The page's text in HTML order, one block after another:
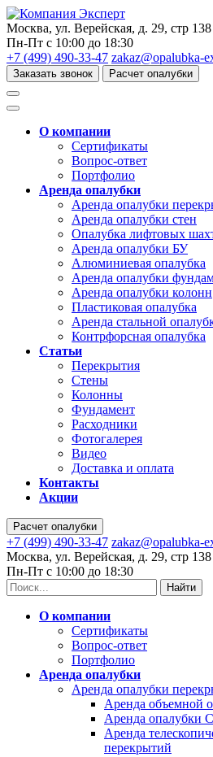
Москва, ул. Верейская, д. 29, стр 138
Пн-Пт с 10:00 до 18:30
+7 (499) 490-33-47 zakaz@opalubka-
Заказать звонок Расчет опалубки
О компании
Сертификаты
Вопрос-ответ
Портфолио
Аренда опалубки
Аренда опалубки
Аренда опалубки стен
Опалубка лифтовых
Аренда опалубки БУ
Алюминиевая опалубка
Аренда опалубки
Аренда опалубки колонн
Пластиковая опалубка
Аренда стальной
Контрфорсная опалубка
Статьи
Перекрытия
Стены
Колонны
Фундамент
Расходники
Фотогалерея
Видео
Доставка и оплата
Контакты
Акции
Расчет опалубки
+7 (499) 490-33-47 zakaz@opalubka-
Москва, ул. Верейская, д. 29, стр 138
Пн-Пт с 10:00 до 18:30
Найти
О компании
Сертификаты
Вопрос-ответ
Портфолио
Аренда опалубки
Аренда опалубки
Аренда объемной
Аренда опалубки
Аренда
перекрытий